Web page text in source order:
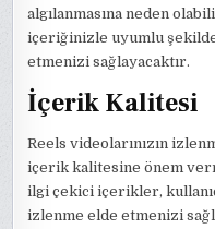
algılanmasına neden
içeriğinizle uyumlu
etmenizi sağlayacaktır.
İçerik Kalitesi
Reels videolarınızın
içerik kalitesine önem
ilgi çekici içerikler,
izlenme elde etmenizi